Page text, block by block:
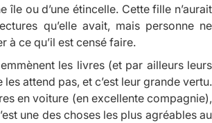
île ou d’une étincelle. Cette fille n’aurait
qu’elle avait, mais personne ne
à ce qu’il est censé faire.
les livres (et par ailleurs leurs
les attend pas, et c’est leur grande vertu.
en voiture (en excellente compagnie),
une des choses les plus agréables au